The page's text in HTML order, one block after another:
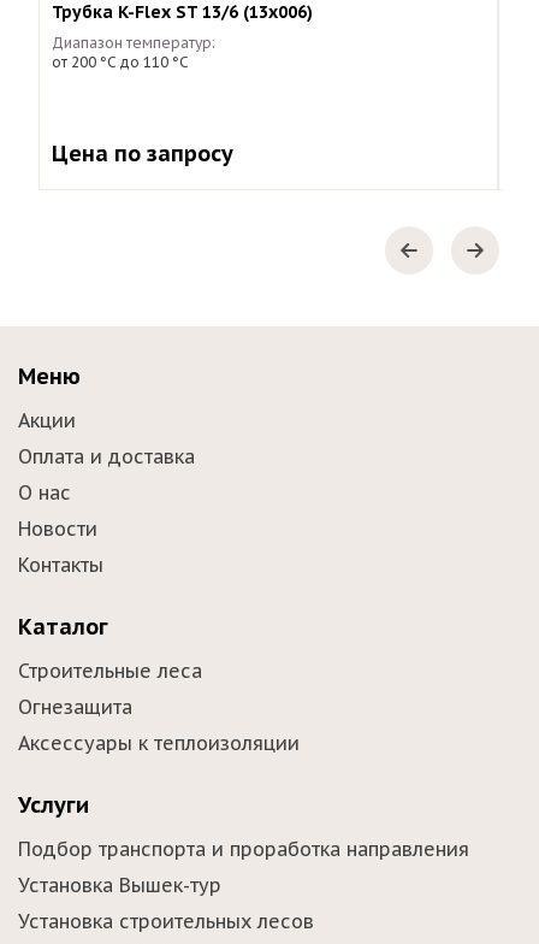
Трубка K-Flex ST 13/6 (13х006)
Диапазон температур:
от 200 °С до 110 °С
Цена по запросу
Меню
Акции
Оплата и доставка
О нас
Новости
Контакты
Каталог
Строительные леса
Огнезащита
Аксессуары к теплоизоляции
Услуги
Подбор транспорта и проработка направления
Установка Вышек-тур
Установка строительных лесов